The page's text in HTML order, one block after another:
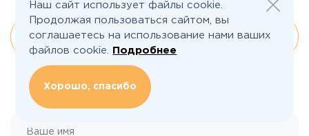
Все отзывы
Оставить отзыв
Наш сайт использует файлы cookie.
Продолжая пользоваться сайтом, вы
соглашаетесь на использование нами ваших
файлов cookie.
Подробнее
Хорошо, спасибо